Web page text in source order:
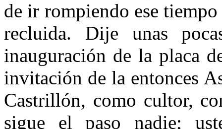
de ir rompiendo ese
recluida. Dije unas
inauguración de la placa
invitación de la entonces
Castrillón, como cultor,
sigue el paso nadie;